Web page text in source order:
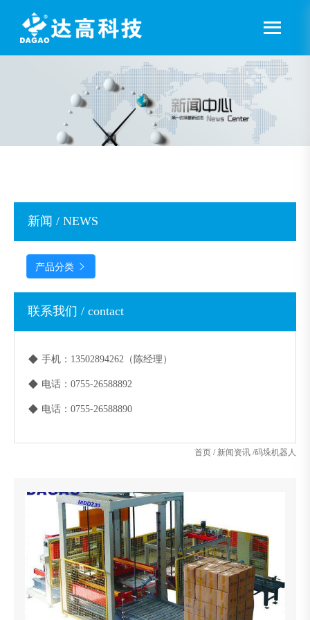
新闻 / NEWS
产品分类 
联系我们 / contact
◆ 手机：13502894262（陈经理）
◆ 电话：0755-26588892
◆ 电话：0755-26588890
首页 / 新闻资讯 /码垛机器人